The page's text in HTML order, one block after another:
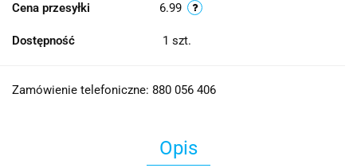
Cena przesyłki 6.99
Dostępność 1 szt.
Zamówienie telefoniczne: 880 056 406
Opis